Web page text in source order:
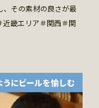
、その素材の良さが最
近畿エリア＃関西＃関